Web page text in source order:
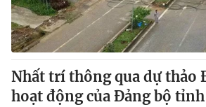
Nhất trí thông qua dự thảo
hoạt động của Đảng bộ tỉnh